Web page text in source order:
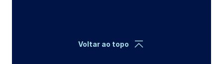
Voltar ao topo